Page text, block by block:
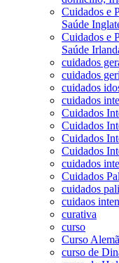
Cuidados e
Saúde
Cuidados e
Saúde
cuidados
cuidados
cuidados
cuidados
Cuidados
Cuidados
Cuidados
Cuidados
cuidados
Cuidados
cuidados
cuidaos
curativa
curso
Curso
curso de